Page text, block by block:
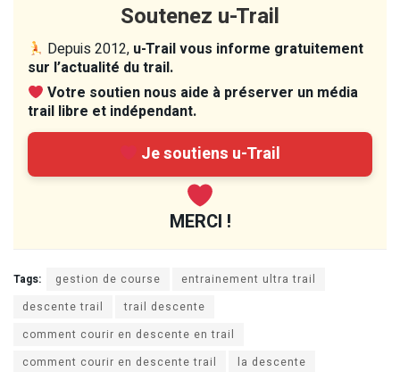
Soutenez u-Trail
Depuis 2012, u-Trail vous informe gratuitement
sur l’actualité du trail.
Votre soutien nous aide à préserver un média
trail libre et indépendant.
Je soutiens u-Trail
MERCI !
Tags: gestion de course
entrainement ultra trail
descente trail
trail descente
comment courir en descente en trail
comment courir en descente trail
la descente